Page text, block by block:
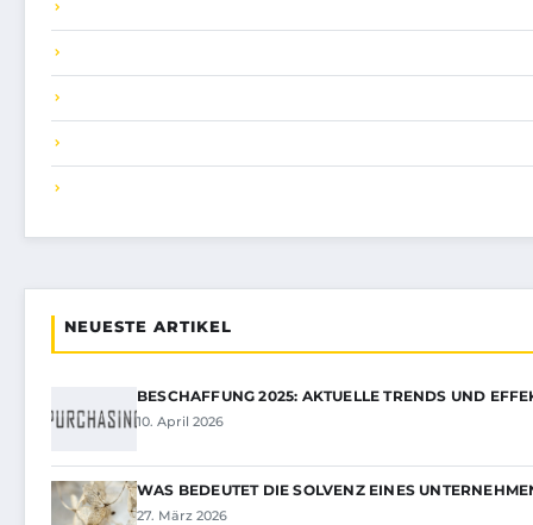
NEUESTE ARTIKEL
BESCHAFFUNG 2025: AKTUELLE TRENDS UND
10. April 2026
WAS BEDEUTET DIE SOLVENZ EINES
27. März 2026